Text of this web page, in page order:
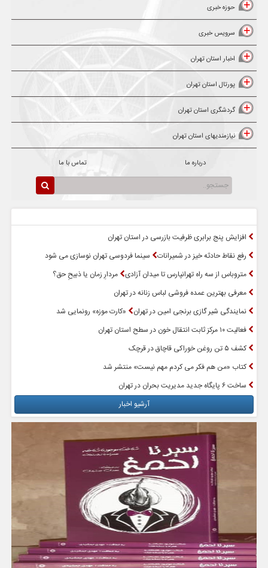
حوزه خبری
سرویس خبری
اخبار استان تهران
پورتال استان تهران
گردشگری استان تهران
نیازمندیهای استان تهران
درباره ما تماس با ما
افزایش پنج برابری ظرفیت بازرسی در استان تهران
رفع نقاط حادثه خیز در شمیرانات
سینما فردوسی تهران نوسازی می شود
متروباس از سه راه تهرانپارس تا میدان آزادی مردارِ زمان یا ذبیحِ حق؟
معرفی بهترین عمده فروشی لباس زنانه در تهران
نمایندگی شیر گازی برنجی امین در تهران
«کارت موزه» رونمایی شد
فعالیت ۱۰ مرکز ثابت انتقال خون در سطح استان تهران
کشف ۵ تن روغن خوراکی قاچاق در قرچک
کتاب «من هم فکر می کردم مهم نیست» منتشر شد
ساخت ۶ پایگاه جدید مدیریت بحران در تهران
آرشیو اخبار